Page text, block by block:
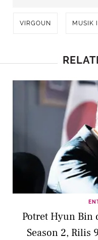
VIRGOUN MUSIK
Potret Hyun Bin
Season 2, Rilis